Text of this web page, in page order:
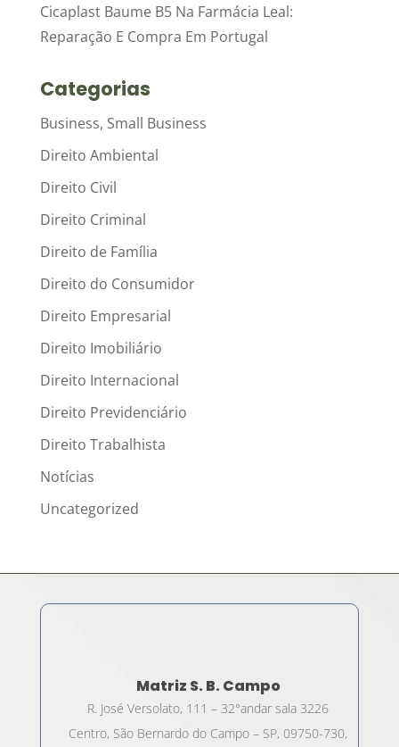
Cicaplast Baume B5 Na Farmácia Leal:
Reparação E Compra Em Portugal
Categorias
Business, Small Business
Direito Ambiental
Direito Civil
Direito Criminal
Direito de Família
Direito do Consumidor
Direito Empresarial
Direito Imobiliário
Direito Internacional
Direito Previdenciário
Direito Trabalhista
Notícias
Uncategorized
Matriz S. B. Campo
R. José Versolato, 111 – 32°andar sala 3226
Centro, São Bernardo do Campo – SP, 09750-730,